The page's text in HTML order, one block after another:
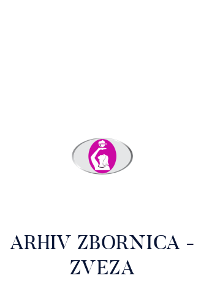
ARHIV ZBORNICA -
ZVEZA